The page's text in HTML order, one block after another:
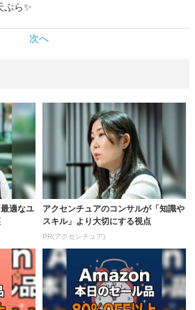
ぷら✨
次へ
適なユ
アクセンチュアのコンサルが「知識や
スキル」より大切にする視点
PR(アクセンチュア)